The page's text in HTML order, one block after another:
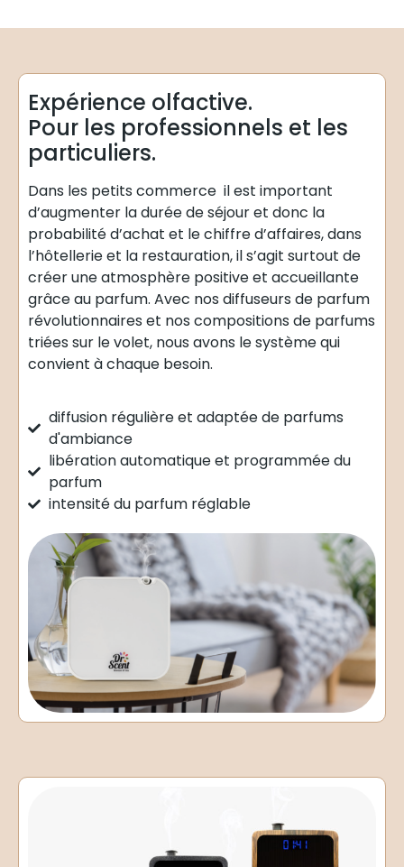
Expérience olfactive.
Pour les professionnels et les
particuliers.
Dans les petits commerce il est important
d’augmenter la durée de séjour et donc la
probabilité d’achat et le chiffre d’affaires, dans
l’hôtellerie et la restauration, il s’agit surtout de
créer une atmosphère positive et accueillante
grâce au parfum. Avec nos diffuseurs de parfum
révolutionnaires et nos compositions de parfums
triées sur le volet, nous avons le système qui
convient à chaque besoin.
diffusion régulière et adaptée de parfums
d'ambiance
libération automatique et programmée du
parfum
intensité du parfum réglable